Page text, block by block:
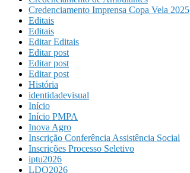
Credenciamento Imprensa Copa Vela 2025
Editais
Editais
Editar Editais
Editar post
Editar post
Editar post
História
identidadevisual
Início
Início PMPA
Inova Agro
Inscrição Conferência Assistência Social
Inscrições Processo Seletivo
iptu2026
LDO2026